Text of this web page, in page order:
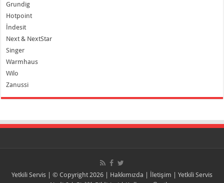
Grundig
Hotpoint
İndesit
Next & NextStar
Singer
Warmhaus
Wilo
Zanussi
Yetkili Servis | © Copyright 2026 | Hakkımızda İletişim
Yetkili Servis